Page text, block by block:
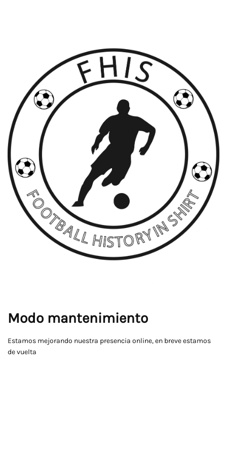
Modo mantenimiento
Estamos mejorando nuestra presencia online, en breve estamos
de vuelta